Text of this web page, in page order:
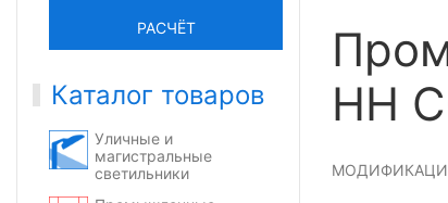
РАСЧЁТ
Каталог товаров
Уличные и
магистральные
светильники
НН